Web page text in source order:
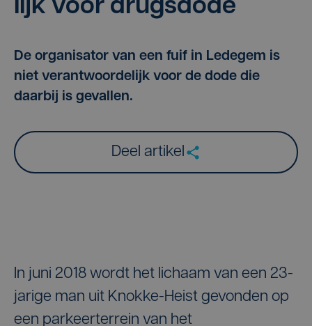
lijk voor drugsdode
De organisator van een fuif in Ledegem is
niet verantwoordelijk voor de dode die
daarbij is gevallen.
Deel artikel
In juni 2018 wordt het lichaam van een 23-
jarige man uit Knokke-Heist gevonden op
een parkeerterrein van het